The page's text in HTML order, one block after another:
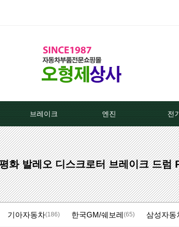
센서
디스크[평화]
디스크[서진]
케이블
브레이크
베스트브레이크패드 -한국베랄-
상신하이큐패드
상신하드론패드
평화브레이크패드
엔진
라지에이타
라지에타캡
엔진후앙/에어컨후앙
히터코어/에바코어
전
알
스타트
화 발레오 디스크로터 브레이크 드럼
기아자동차(186) 한국GM/쉐보레(65) 삼성자동